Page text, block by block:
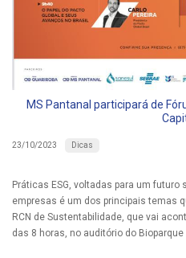
MS Pantanal participará de
23/10/2023 Dicas
Práticas ESG, voltadas para um
empresas é um dos principais temas
RCN de Sustentabilidade, que vai
das 8 horas, no auditório do Bioparque